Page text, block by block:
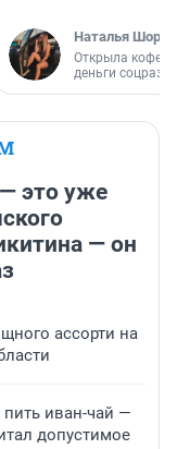
Наталья
Открыла
деньги
это уже
— он
ассорти на
пить иван-чай —
допустимое